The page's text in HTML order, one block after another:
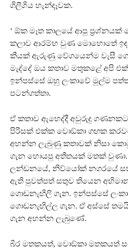
ගිලීගි ය හැන්දෑවක.
‘ ඕක මෑත කාලයේ ආපු ප‍්‍රශ්නයක්
කලාව ආරම්භ වුණ මොහොතේ
කීයක් ඇරුණු වේගයෙන්ම වැසී
මැද්දේ ඔය කතාව මතුකළේ අපි
ඉන්පස්සේ ඔහු ලංකාවේ මුල්ම
පටන්ගත්තා.
ඒ කතාව ඇහෙද්දී අවුරුදු ගණනකට
පිරිසක් එක්ක වොඞ්කා ගඟක
අහන්න ලැබුණු කතාවක් නිසා
ගැන හොයපු අතීතයක් මතක්
ලන්ඩනයේ, නිව්යෝක් නගරයේ
ඇති පුවත්පත් සතුව තියෙන
ගොඩනැඟිලි ගැන. ඉන්පස්සේ
ගොඩනැඟිල්ල ගැන. ඒ අස්සේ
ගැන අහන්න ලැබුණේ.
බීර මතකයත්, වොඞ්කා මතකයත්